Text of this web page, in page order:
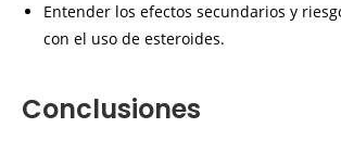
Entender los efectos secundarios y
con el uso de esteroides.
Conclusiones